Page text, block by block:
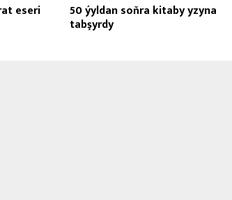
eseri 50 ýyldan soňra kitaby yzyna
tabşyrdy